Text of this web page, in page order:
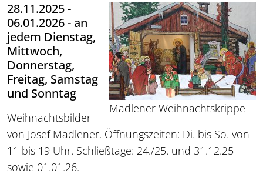
Madlener Weihnachtskrippe
28.11.2025 -
06.01.2026 - an
jedem Dienstag,
Mittwoch,
Donnerstag,
Freitag, Samstag
und Sonntag
Weihnachtsbilder
von Josef Madlener. Öffnungszeiten: Di. bis So. von
11 bis 19 Uhr. Schließtage: 24./25. und 31.12.25
sowie 01.01.26.